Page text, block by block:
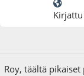
Kirjattu
Roy, täältä pikaiset